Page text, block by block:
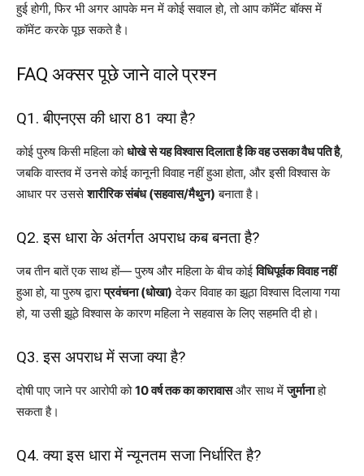
हुई होगी, फिर भी अगर आपके मन में कोई सवाल हो, तो आप कॉमेंट बॉक्स में
कॉमेंट करके पूछ सकते है।
FAQ अक्सर पूछे जाने वाले प्रश्न
Q1. बीएनएस की धारा 81 क्या है?
कोई पुरुष किसी महिला कोधोखे से यह विश्वास दिलाता है कि वह उसका वैध पति है,
जबकि वास्तव में उनसे कोई कानूनी विवाह नहीं हुआ होता, और इसी विश्वास के
आधार पर उससेशारीरिक संबंध (सहवास/मैथुन) बनाता है।
Q2. इस धारा के अंतर्गत अपराध कब बनता है?
जब तीन बातें एक साथ हों— पुरुष और महिला के बीच कोईविधिपूर्वक विवाह नहीं
हुआ हो, या पुरुष द्वाराप्रवंचना (धोखा) देकर विवाह का झूठा विश्वास दिलाया गया
हो, या उसी झूठे विश्वास के कारण महिला ने सहवास के लिए सहमति दी हो।
Q3. इस अपराध में सजा क्या है?
दोषी पाए जाने पर आरोपी को10 वर्ष तक का कारावासऔर साथ मेंजुर्मानाहो
सकता है।
Q4. क्या इस धारा में न्यूनतम सजा निर्धारित है?